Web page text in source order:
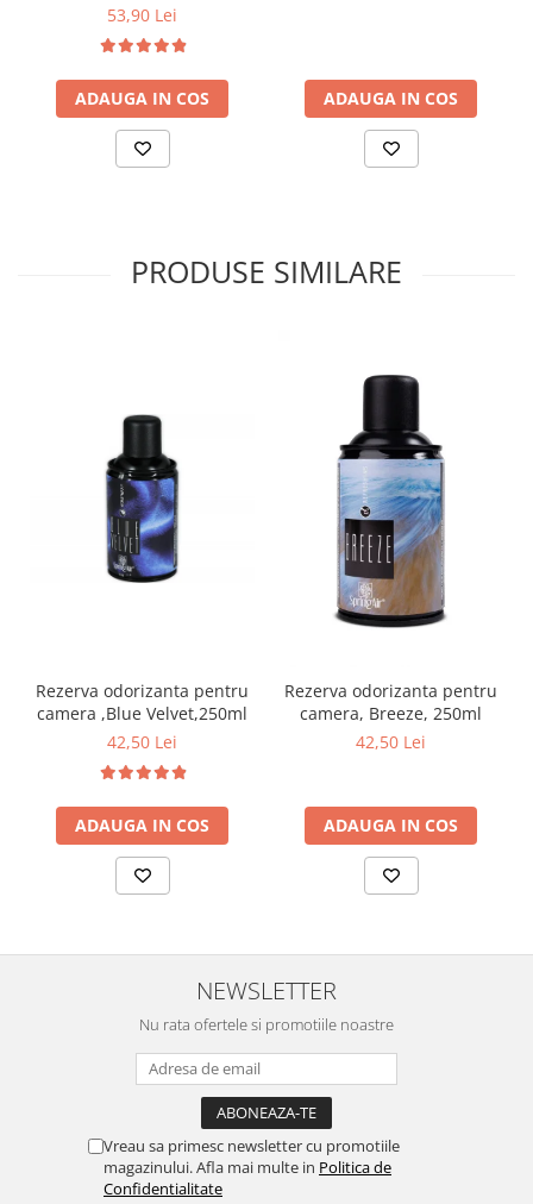
Uleiuri esentiale aromaterapie si
Odorizanti cu bete de ratan si
lumanari parfumate
Odorizanti spray si neutralizatori
miros ambient si tesaturi
OdorBlock Neutralizatori miros
Produse pentu aprins focul
Produse pudra certificate Eco Cert
Auto Bricolaj & Gradina & Camping
Pasta si crema abraziva pentru
curatarea mainilor
Solutii si spray uri auto
Organizatoare si cutii pentru scule
Articole DYI si zugravit
Antidaunatori si insecticide
Camping, Gradina & Zone de
Exterior
Accesorii pentru telefoane
Articole HoReCa
curatenie si intretinere
Solutii si detergenti industriali
Concentralia Profesional
Dispensere prosoape pliate de
maini si consumabile
Dispensere role prosop hartie si
consumabile
Dispensere hartie igienica si
53,90 Lei
ADAUGA IN COS ADAUGA IN COS
PRODUSE SIMILARE
Rezerva odorizanta pentru
camera ,Blue Velvet,250ml
42,50 Lei
ADAUGA IN COS
Rezerva odorizanta pentru
camera, Breeze, 250ml
42,50 Lei
ADAUGA IN COS
NEWSLETTER
Nu rata ofertele si promotiile noastre
Vreau sa primesc newsletter cu promotiile
magazinului. Afla mai multe in Politica de
Confidentialitate